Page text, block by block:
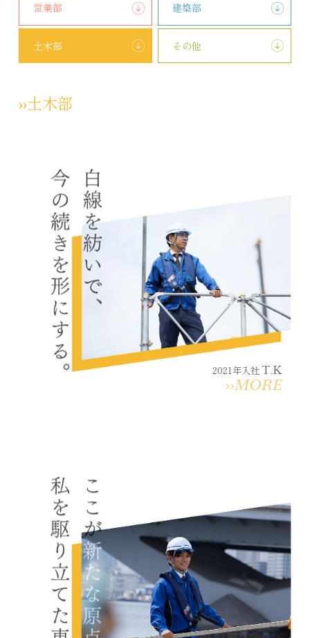
営業部 建築部
土木部 その他
››土木部
2021年入社T.K
››MORE